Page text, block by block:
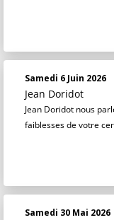
Samedi 6 Juin 2026
Jean Doridot
Jean Doridot nous
faiblesses de votre
Samedi 30 Mai 2026